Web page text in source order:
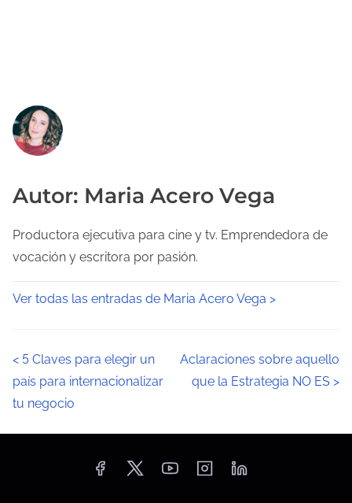
Autor: Maria Acero Vega
Productora ejecutiva para cine y tv. Emprendedora de
vocación y escritora por pasión.
Ver todas las entradas de Maria Acero Vega >
N
a
< 5 Claves para elegir un
país para internacionalizar
tu negocio
Aclaraciones sobre aquello
que la Estrategia NO ES >